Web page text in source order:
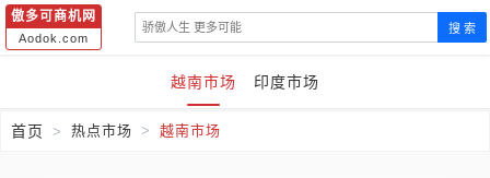
傲多可商机网
Aodok.com
搜 索
越南市场 印度市场
首页 热点市场 越南市场